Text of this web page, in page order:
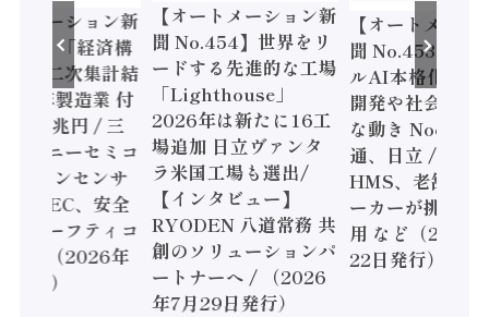
トメーション新
】「経済構
調査二次集計結
年製造業 付
額86兆円 / 三
とソニーセミコ
ジョンセンサ
/ IDEC、安全
すセーフティコ
ーラ（2026年
発行）
【オートメーション新
聞 No.454】世界をリ
ードする先進的な工場
「Lighthouse」
2026年は新たに16工
場追加 日立ヴァンタ
ラ米国工場も選出/
【インタビュー】
RYODEN 八道常務 共
創のソリューションパ
ートナーへ / （2026
年7月29日発行）
【オートメーシ
聞 No.453】フ
ルAI本格化へ
開発や社会実装
な動き Noetra
通、日立 / 兵神
HMS、老舗ポ
ーカーが挑むデ
用 など（2026
22日発行）